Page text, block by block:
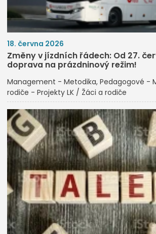
18. června 2026
Změny v jízdních řádech: Od 27.
doprava na prázdninový režim!
Management - Metodika Pedagogové -
rodiče - Projekty LK / Žáci a rodiče